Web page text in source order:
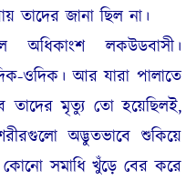
তাদের জানা ছিল না।
অধিকাংশ লকউডবাসী।
ওদিক। আর যারা পালাতে
তাদের মৃত্যু তো হয়েছিলই,
অদ্ভুতভাবে শুকিয়ে
কোনো সমাধি খুঁড়ে বের করে